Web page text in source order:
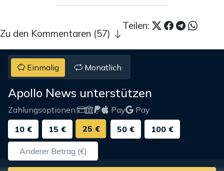
Teilen:
Zu den Kommentaren (57)
Einmalig Monatlich
Apollo News unterstützen
Zahlungsoptionen: Pay
Pay
10 €
15 € 25 € 50 € 100 €